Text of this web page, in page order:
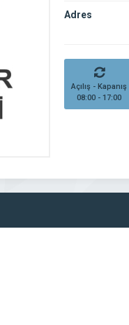
Adres
Açılış - Kapanış
08:00 - 17:00